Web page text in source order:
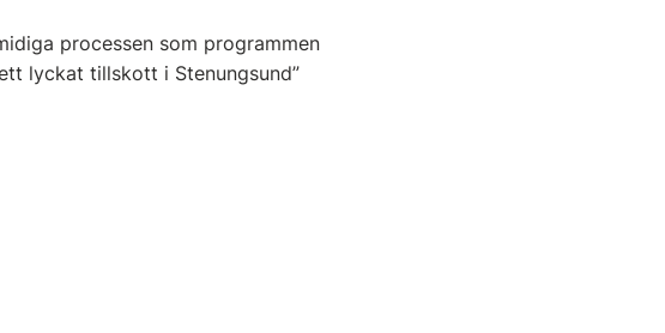
processen som programmen
lyckat tillskott i Stenungsund”